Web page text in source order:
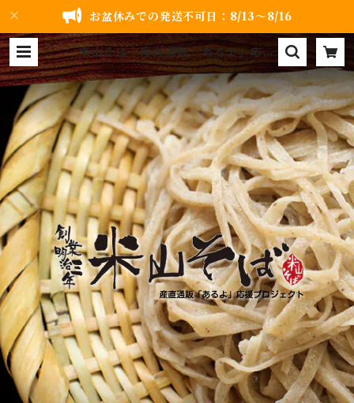
お盆休みでの発送不可日：8/13～8/16
米山そば｜産直通販「あるよ」応援
プロジェクト